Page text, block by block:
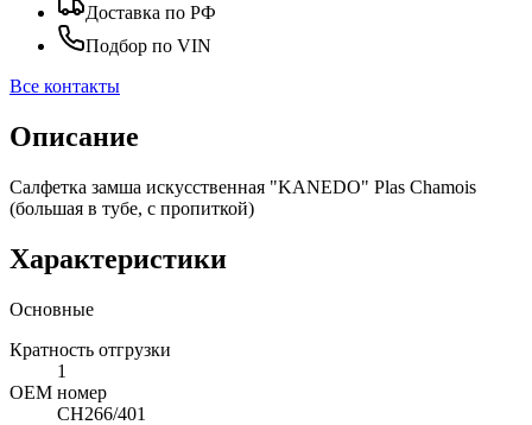
Доставка по РФ
Подбор по VIN
Все контакты
Описание
Салфетка замша искусственная "KANEDO" Plas Chamois
(большая в тубе, с пропиткой)
Характеристики
Основные
Кратность отгрузки
1
ОЕМ номер
CH266/401